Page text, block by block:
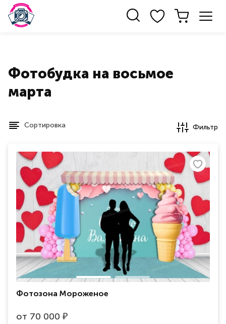
Фотобудка на восьмое
марта
Сортировка Фильтр
Фотозона Мороженое
от 70 000 ₽